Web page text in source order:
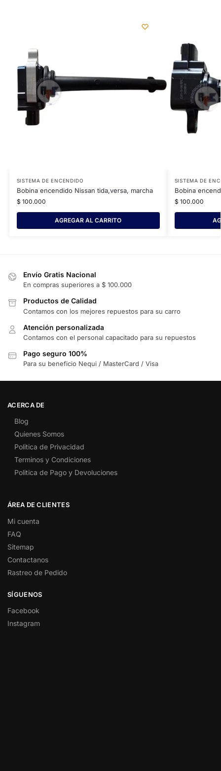
SISTEMA DE ENCENDIDO
Bobina encendido Nissan tida,versa, marcha
$ 100.000
AGREGAR AL CARRITO
SISTEMA DE
Bobina
$ 100.000
Envío Gratis Nacional
En compras superiores a $ 100.000
Productos de Calidad
Contamos con los mejores repuestos para su carro
Atención personalizada
Contamos con el personal capacitado para su repuestos
Pago seguro 100%
Para su beneficio Nequi / MasterCard / Visa
ACERCA DE
Blog
Quienes Somos
Politica de Privacidad
Terminos y Condiciones
Politica de Pago y Devoluciones
ÁREA DE CLIENTES
Mi cuenta
FAQ
Sitemap
Contactanos
Rastreo de Pedido
SÍGUENOS
Facebook
Instagram